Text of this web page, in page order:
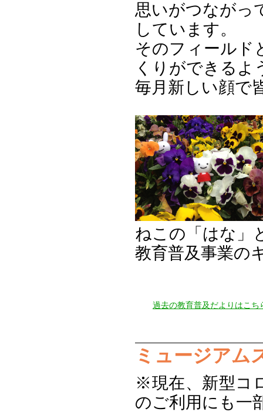
思いがつながっ
しています。
そのフィールド
くりができるよ
毎月新しい顔で
ねこの「はな」
教育普及事業の
過去の教育普及だよりはこち
ミュージアム
※現在、新型コ
のご利用にも一